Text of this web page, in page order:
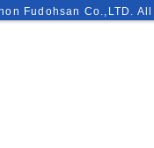
Fudohsan Co.,LTD.